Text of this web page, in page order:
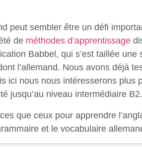
peut sembler être un défi
de méthodes d’apprentissage
Babbel, qui s’est taillée
l’allemand. Nous avons déjà
ici nous nous intéresserons plus
jusqu’au niveau intermédiaire B2.
que ceux pour apprendre
et le vocabulaire